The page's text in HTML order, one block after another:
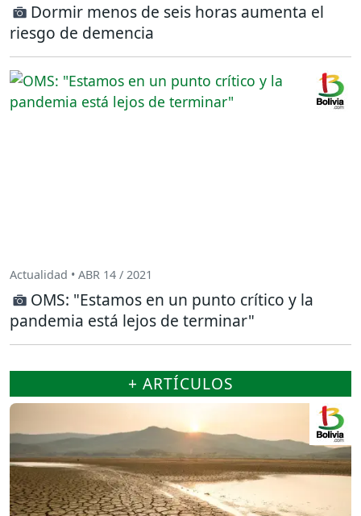
Dormir menos de seis horas aumenta el
riesgo de demencia
Actualidad • ABR 14 / 2021
OMS: "Estamos en un punto crítico y la
pandemia está lejos de terminar"
+ ARTÍCULOS